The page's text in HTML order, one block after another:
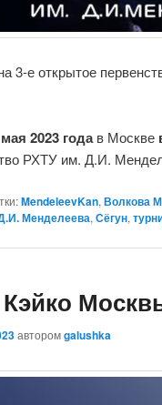
3-е открытое
2023 годав Москве
РХТУ им. Д.И.
MendeleevKan, Волкова
Менделеева, Сёгун,
авторомgalushka